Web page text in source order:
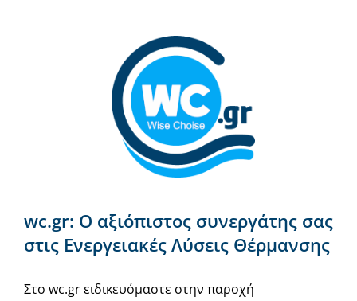
προϊόντος
wc.gr: Ο αξιόπιστος συνεργάτης σας
στις Ενεργειακές Λύσεις Θέρμανσης
Στο wc.gr ειδικευόμαστε στην παροχή